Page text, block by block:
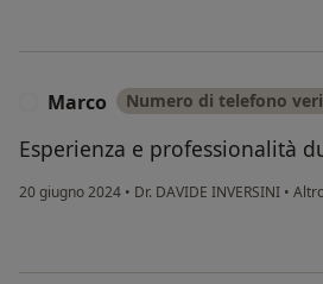
Marco Numero di telefono
Esperienza e professionalità
20 giugno 2024 • Dr. DAVIDE INVERSINI •